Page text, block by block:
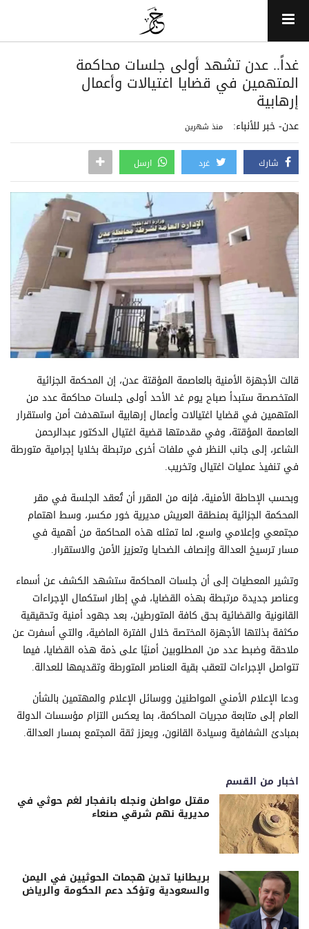
غداً.. عدن تشهد أولى جلسات محاكمة
المتهمين في قضايا اغتيالات وأعمال
إرهابية
عدن- خبر للأنباء: منذ شهرين
شارك غرد ارسل
قالت الأجهزة الأمنية بالعاصمة المؤقتة عدن، إن المحكمة الجزائية
المتخصصة ستبدأ صباح يوم غد الأحد أولى جلسات محاكمة عدد من
المتهمين في قضايا اغتيالات وأعمال إرهابية استهدفت أمن واستقرار
العاصمة المؤقتة، وفي مقدمتها قضية اغتيال الدكتور عبدالرحمن
الشاعر، إلى جانب النظر في ملفات أخرى مرتبطة بخلايا إجرامية متورطة
في تنفيذ عمليات اغتيال وتخريب.
وبحسب الإحاطة الأمنية، فإنه من المقرر أن تُعقد الجلسة في مقر
المحكمة الجزائية بمنطقة العريش مديرية خور مكسر، وسط اهتمام
مجتمعي وإعلامي واسع، لما تمثله هذه المحاكمة من أهمية في
مسار ترسيخ العدالة وإنصاف الضحايا وتعزيز الأمن والاستقرار.
وتشير المعطيات إلى أن جلسات المحاكمة ستشهد الكشف عن أسماء
وعناصر جديدة مرتبطة بهذه القضايا، في إطار استكمال الإجراءات
القانونية والقضائية بحق كافة المتورطين، بعد جهود أمنية وتحقيقية
مكثفة بذلتها الأجهزة المختصة خلال الفترة الماضية، والتي أسفرت عن
ملاحقة وضبط عدد من المطلوبين أمنيًا على ذمة هذه القضايا، فيما
تتواصل الإجراءات لتعقب بقية العناصر المتورطة وتقديمها للعدالة.
ودعا الإعلام الأمني المواطنين ووسائل الإعلام والمهتمين بالشأن
العام إلى متابعة مجريات المحاكمة، بما يعكس التزام مؤسسات الدولة
بمبادئ الشفافية وسيادة القانون، ويعزز ثقة المجتمع بمسار العدالة.
اخبار من القسم
مقتل مواطن ونجله بانفجار لغم حوثي في
مديرية نهم شرقي صنعاء
بريطانيا تدين هجمات الحوثيين في اليمن
والسعودية وتؤكد دعم الحكومة والرياض